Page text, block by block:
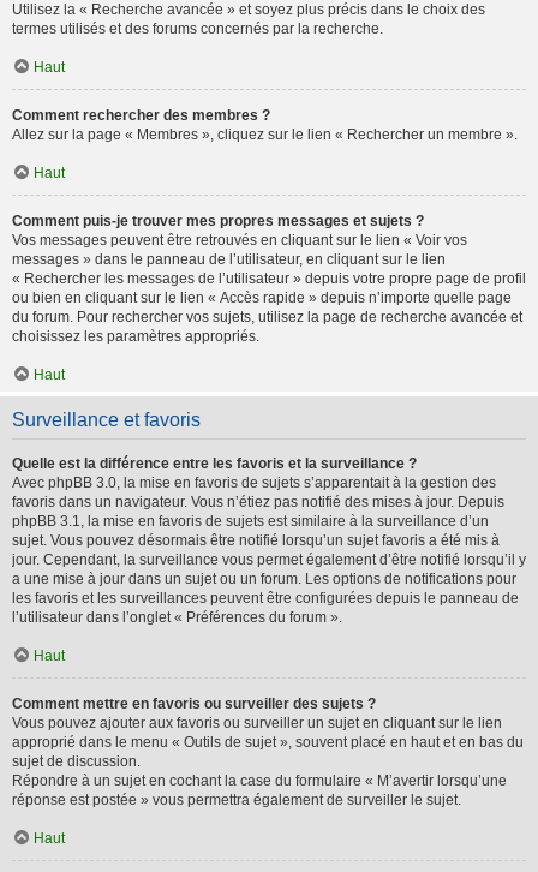
Utilisez la « Recherche avancée » et soyez plus précis dans le choix des
termes utilisés et des forums concernés par la recherche.
Haut
Comment rechercher des membres ?
Allez sur la page « Membres », cliquez sur le lien « Rechercher un membre ».
Haut
Comment puis-je trouver mes propres messages et sujets ?
Vos messages peuvent être retrouvés en cliquant sur le lien « Voir vos
messages » dans le panneau de l’utilisateur, en cliquant sur le lien
« Rechercher les messages de l’utilisateur » depuis votre propre page de profil
ou bien en cliquant sur le lien « Accès rapide » depuis n’importe quelle page
du forum. Pour rechercher vos sujets, utilisez la page de recherche avancée et
choisissez les paramètres appropriés.
Haut
Surveillance et favoris
Quelle est la différence entre les favoris et la surveillance ?
Avec phpBB 3.0, la mise en favoris de sujets s’apparentait à la gestion des
favoris dans un navigateur. Vous n’étiez pas notifié des mises à jour. Depuis
phpBB 3.1, la mise en favoris de sujets est similaire à la surveillance d’un
sujet. Vous pouvez désormais être notifié lorsqu’un sujet favoris a été mis à
jour. Cependant, la surveillance vous permet également d’être notifié lorsqu’il y
a une mise à jour dans un sujet ou un forum. Les options de notifications pour
les favoris et les surveillances peuvent être configurées depuis le panneau de
l’utilisateur dans l’onglet « Préférences du forum ».
Haut
Comment mettre en favoris ou surveiller des sujets ?
Vous pouvez ajouter aux favoris ou surveiller un sujet en cliquant sur le lien
approprié dans le menu « Outils de sujet », souvent placé en haut et en bas du
sujet de discussion.
Répondre à un sujet en cochant la case du formulaire « M’avertir lorsqu’une
réponse est postée » vous permettra également de surveiller le sujet.
Haut